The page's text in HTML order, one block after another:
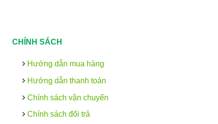
CHÍNH SÁCH
Hướng dẫn mua hàng
Hướng dẫn thanh toán
Chính sách vận chuyển
Chính sách đổi trả